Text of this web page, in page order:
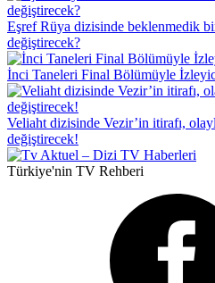
Eşref Rüya dizisinde beklenmedik
değiştirecek?
İnci Taneleri Final Bölümüyle
Veliaht dizisinde Vezir’in itirafı,
değiştirecek!
Türkiye'nin TV Rehberi